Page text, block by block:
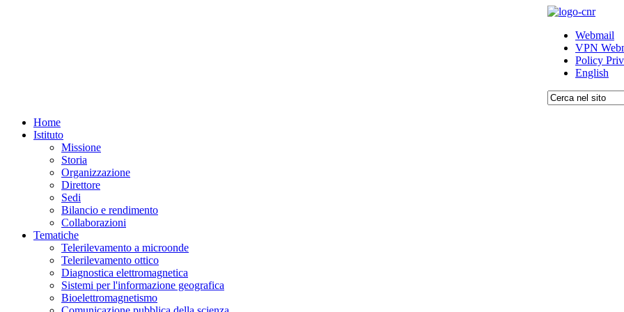
Webmail
VPN
Policy
English
Home
Istituto
Missione
Storia
Organizzazione
Direttore
Sedi
Bilancio e rendimento
Collaborazioni
Tematiche
Telerilevamento a microonde
Telerilevamento ottico
Diagnostica elettromagnetica
Sistemi per l'informazione geografica
Bioelettromagnetismo